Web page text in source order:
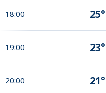
18:00 25°
19:00 23°
20:00 21°